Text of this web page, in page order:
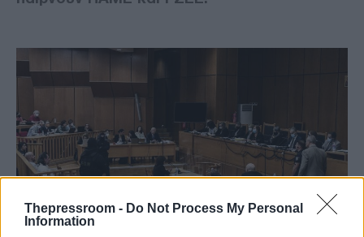
Thepressroom - Do Not Process My Personal
Information